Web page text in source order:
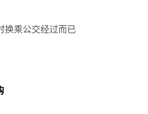
换乘公交经过而已